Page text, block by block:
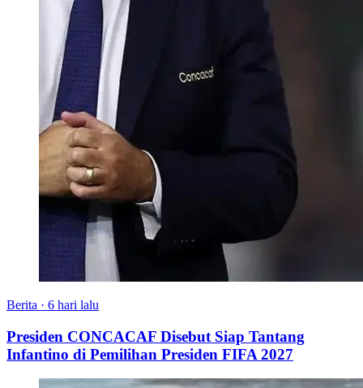
Berita · 6 hari lalu
Presiden CONCACAF Disebut Siap Tantang
Infantino di Pemilihan Presiden FIFA 2027